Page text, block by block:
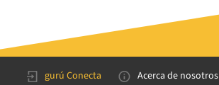
gurú Conecta Acerca de nosotros